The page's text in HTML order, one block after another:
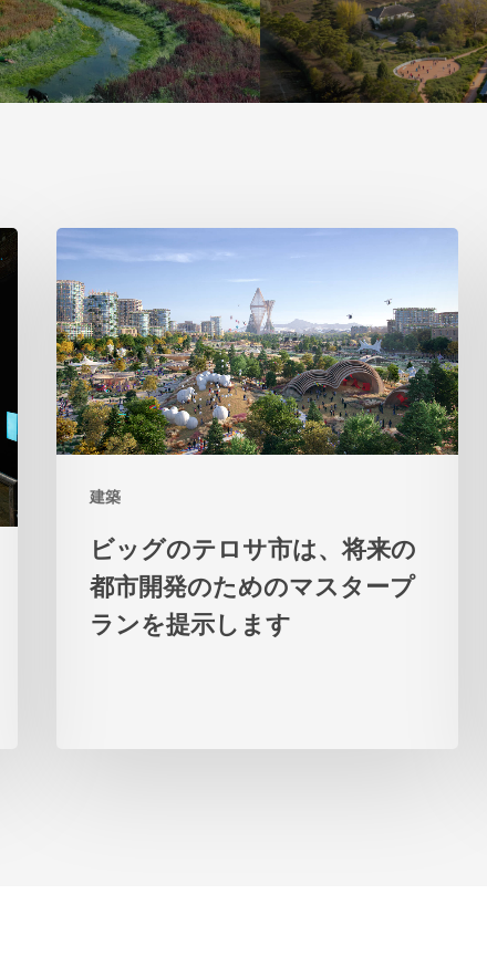
建築
ッ
グ
の
テ
ロ
サ
は、ビッグのテロサ市は、将来の
都市開発のためのマスタープ
ランを提示します